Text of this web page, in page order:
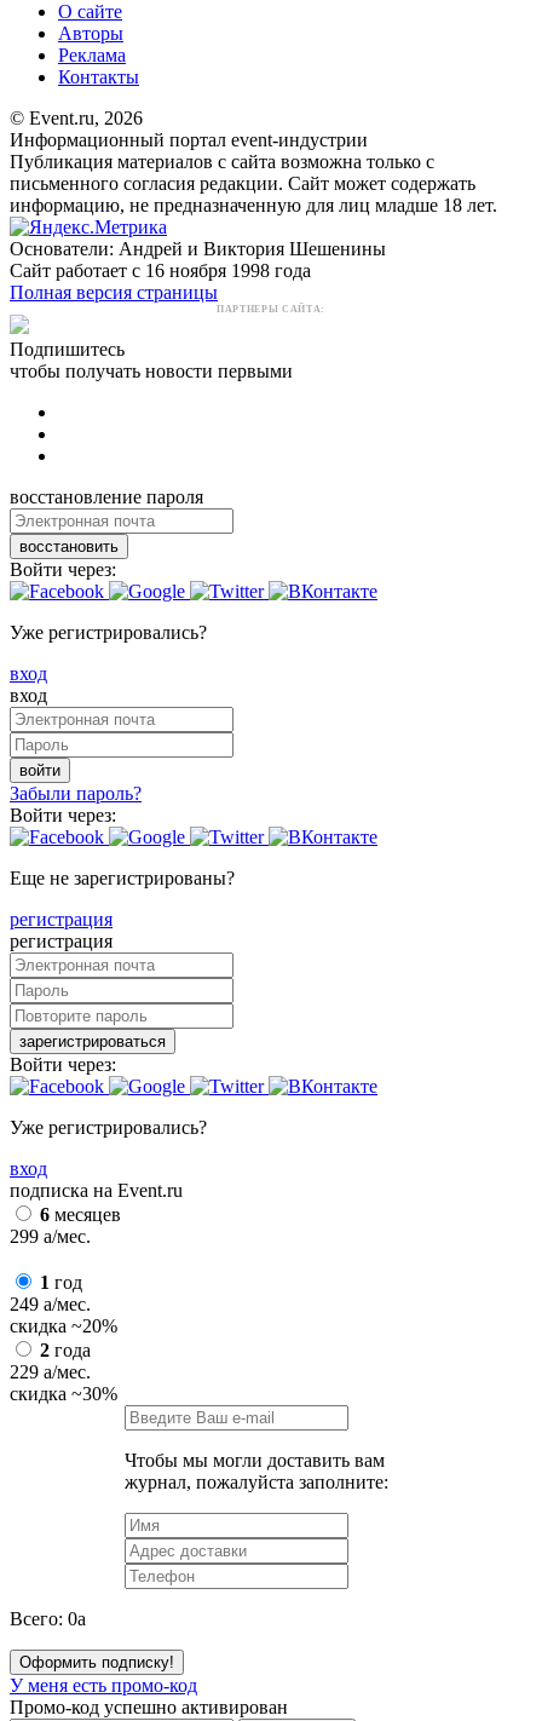
О сайте
Авторы
Реклама
Контакты
© Event.ru, 2026
Информационный портал event-индустрии
Публикация материалов с сайта возможна только с
письменного согласия редакции. Сайт может содержать
информацию, не предназначенную для лиц младше 18 лет.
Основатели: Андрей и Виктория Шешенины
Сайт работает с 16 ноября 1998 года
Полная версия страницы
ПАРТНЕРЫ САЙТА:
Подпишитесь
чтобы получать новости первыми
восстановление пароля
восстановить
Войти через:
Уже регистрировались?
вход
вход
войти
Забыли пароль?
Войти через:
Еще не зарегистрированы?
регистрация
регистрация
зарегистрироваться
Войти через:
Уже регистрировались?
вход
подписка на Event.ru
6 месяцев
299 a/мес.
1 год
249 a/мес.
скидка ~20%
2 года
229 a/мес.
скидка ~30%
Чтобы мы могли доставить вам
журнал, пожалуйста заполните:
Всего: 0a
Оформить подписку!
У меня есть промо-код
Промо-код успешно активирован